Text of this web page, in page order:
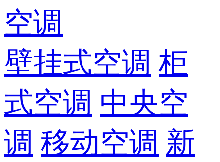
空调
壁挂式空调 柜
式空调 中央空
调 移动空调 新